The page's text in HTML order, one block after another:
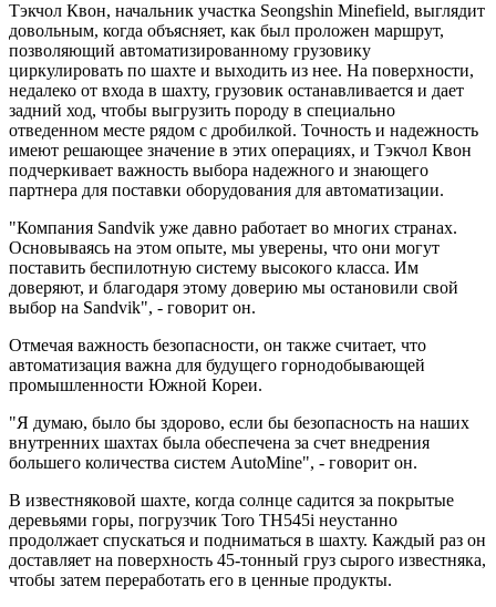
Тэкчол Квон, начальник участка Seongshin Minefield, выглядит
довольным, когда объясняет, как был проложен маршрут,
позволяющий автоматизированному грузовику
циркулировать по шахте и выходить из нее. На поверхности,
недалеко от входа в шахту, грузовик останавливается и дает
задний ход, чтобы выгрузить породу в специально
отведенном месте рядом с дробилкой. Точность и надежность
имеют решающее значение в этих операциях, и Тэкчол Квон
подчеркивает важность выбора надежного и знающего
партнера для поставки оборудования для автоматизации.
"Компания Sandvik уже давно работает во многих странах.
Основываясь на этом опыте, мы уверены, что они могут
поставить беспилотную систему высокого класса. Им
доверяют, и благодаря этому доверию мы остановили свой
выбор на Sandvik", - говорит он.
Отмечая важность безопасности, он также считает, что
автоматизация важна для будущего горнодобывающей
промышленности Южной Кореи.
"Я думаю, было бы здорово, если бы безопасность на наших
внутренних шахтах была обеспечена за счет внедрения
большего количества систем AutoMine", - говорит он.
В известняковой шахте, когда солнце садится за покрытые
деревьями горы, погрузчик Toro TH545i неустанно
продолжает спускаться и подниматься в шахту. Каждый раз он
доставляет на поверхность 45-тонный груз сырого известняка,
чтобы затем переработать его в ценные продукты.